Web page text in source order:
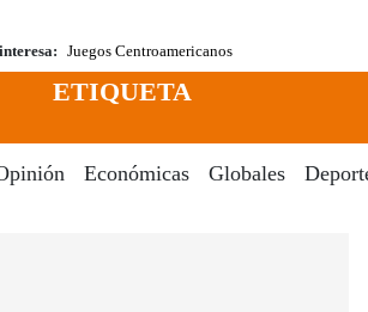
Juegos Centroamericanos
ETIQUETA
Económicas Globales